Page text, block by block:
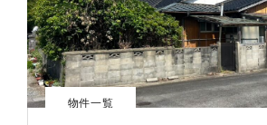
物件一覧